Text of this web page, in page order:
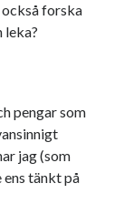
också forska
leka?
pengar som
jag (som
ens tänkt på